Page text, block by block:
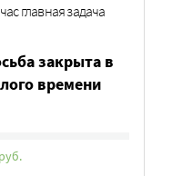
главная задача
закрыта в
времени